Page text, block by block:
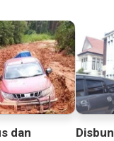
dan